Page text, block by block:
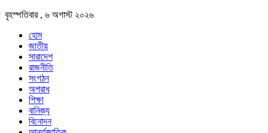
বৃহস্পতিবার , ৬ অগাস্ট ২০২৬
হোম
জাতীয়
সারাদেশ
রাজনীতি
সংগঠন
অপরাধ
শিক্ষা
বানিজ্য
বিনোদন